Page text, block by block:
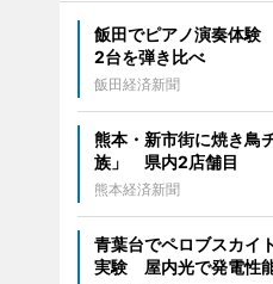
飯田でピアノ演奏体験
2台を弾き比べ
飯田経済新聞
熊本・新市街に焼き鳥
族」 県内2店舗目
熊本経済新聞
青葉台でペロブスカイ
実験 屋内光で発電性